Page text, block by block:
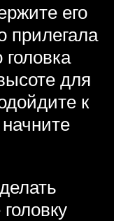
его
прилегала
для
к